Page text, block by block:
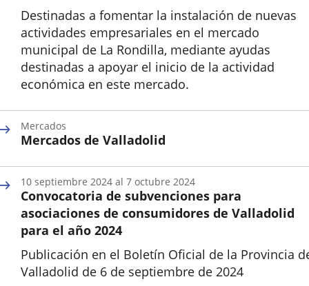
Destinadas a fomentar la instalación de nuevas
actividades empresariales en el mercado
municipal de La Rondilla, mediante ayudas
destinadas a apoyar el inicio de la actividad
económica en este mercado.
Inicio
Mercados de Valladolid
Mercados
Convocatoria de subvenciones para
asociaciones de consumidores de Valladolid
para el año 2024
Publicación en el Boletín Oficial de la Provincia
Valladolid de 6 de septiembre de 2024
10 septiembre 2024 al 7 octubre 2024